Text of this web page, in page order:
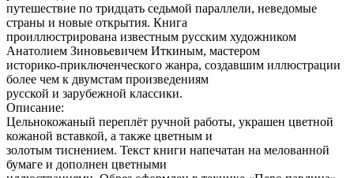
путешествие по тридцать седьмой параллели, неведомые
страны и новые открытия. Книга
проиллюстрирована известным русским художником
Анатолием Зиновьевичем Иткиным, мастером
историко-приключенческого жанра, создавшим иллюстрации
более чем к двумстам произведениям
русской и зарубежной классики.
Описание:
Цельнокожаный переплёт ручной работы, украшен цветной
кожаной вставкой, а также цветным и
золотым тиснением. Текст книги напечатан на мелованной
бумаге и дополнен цветными